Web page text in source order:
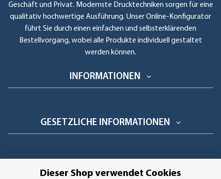
Geschäft und Privat. Modernste Drucktechniken sorgen für eine
qualitativ hochwertige Ausführung. Unser Online-Konfigurator
führt Sie durch einen einfachen und selbsterklärenden
Bestellvorgang, wobei alle Produkte individuell gestaltet
werden können.
INFORMATIONEN
GESETZLICHE INFORMATIONEN
GEPRÜFTE LEISTUNG
Dieser Shop verwendet Cookies